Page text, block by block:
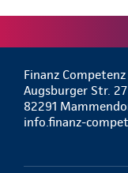
Finanz
Augsburger Str. 27
82291
info.finanz-